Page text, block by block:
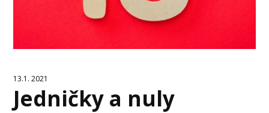
13.1. 2021
Jedničky a nuly